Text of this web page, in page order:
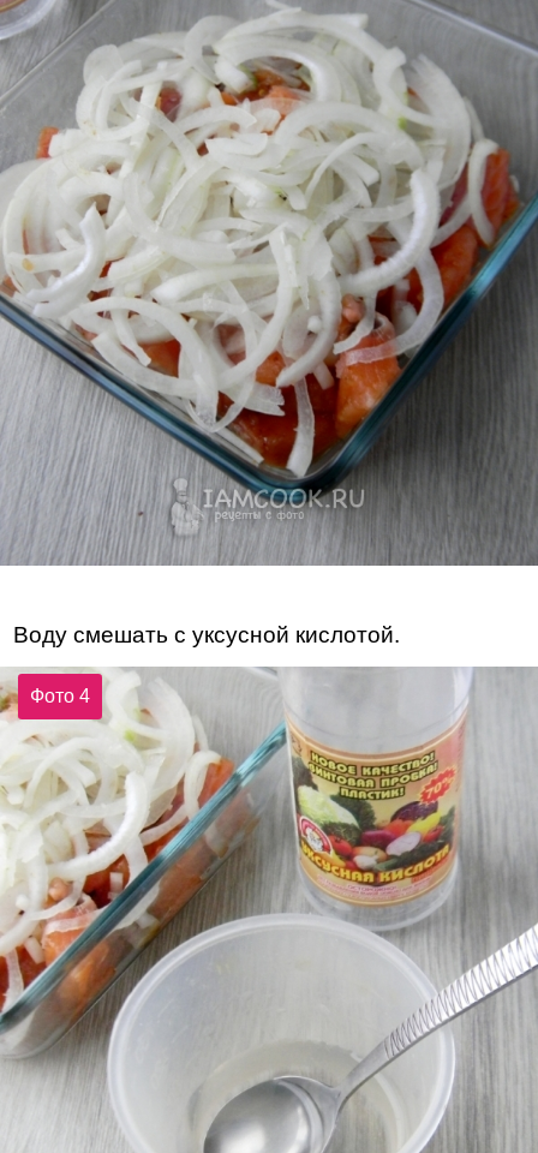
Воду смешать с уксусной кислотой.
Фото 4